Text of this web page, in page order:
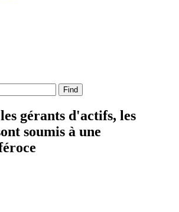
Find
gérants d'actifs, les
soumis à une